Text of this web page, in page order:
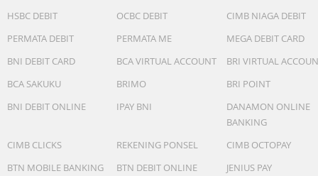
HSBC DEBIT
OCBC DEBIT
CIMB NIAGA DEBIT
PERMATA DEBIT
PERMATA ME
MEGA DEBIT CARD
BNI DEBIT CARD
BCA VIRTUAL ACCOUNT
BRI VIRTUAL
BCA SAKUKU
BRIMO
BRI POINT
BNI DEBIT ONLINE
IPAY BNI
DANAMON ONLINE
BANKING
CIMB CLICKS
REKENING PONSEL
CIMB OCTOPAY
BTN MOBILE BANKING
BTN DEBIT ONLINE
JENIUS PAY